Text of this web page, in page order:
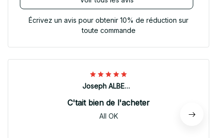
Écrivez un avis pour obtenir 10% de réduction sur
toute commande
Joseph ALBERTINI
C'tait bien de l'acheter
All OK